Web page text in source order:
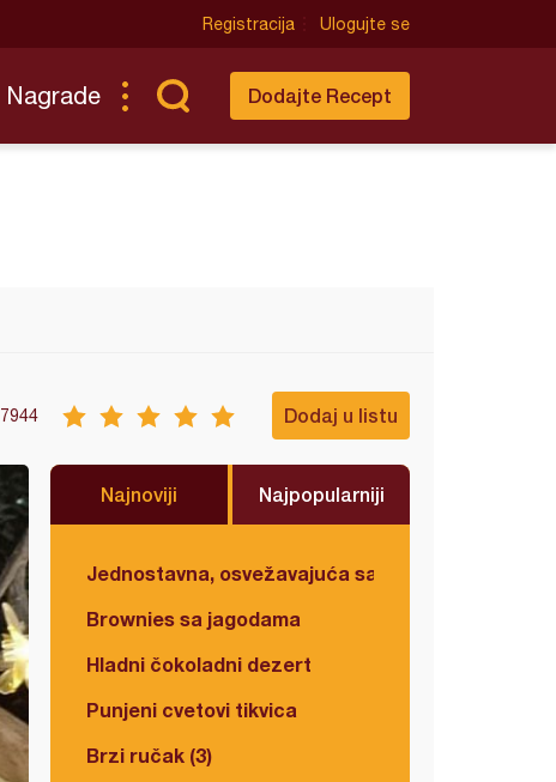
Registracija Ulogujte se
Nagrade Dodajte Recept
7944 Dodaj u listu
Najnoviji Najpopularniji
Jednostavna, osvežavajuća salata
Brownies sa jagodama
Hladni čokoladni dezert
Punjeni cvetovi tikvica
Brzi ručak (3)